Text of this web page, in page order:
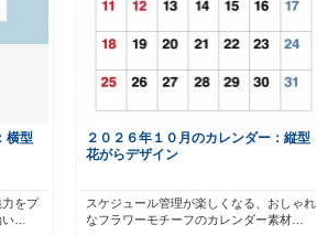
横型
をプ
…
２０２６年１０月のカレンダー：縦型
花がらデザイン
スケジュール管理が楽しくなる、おしゃれ
なフラワーモチーフのカレンダー素材…